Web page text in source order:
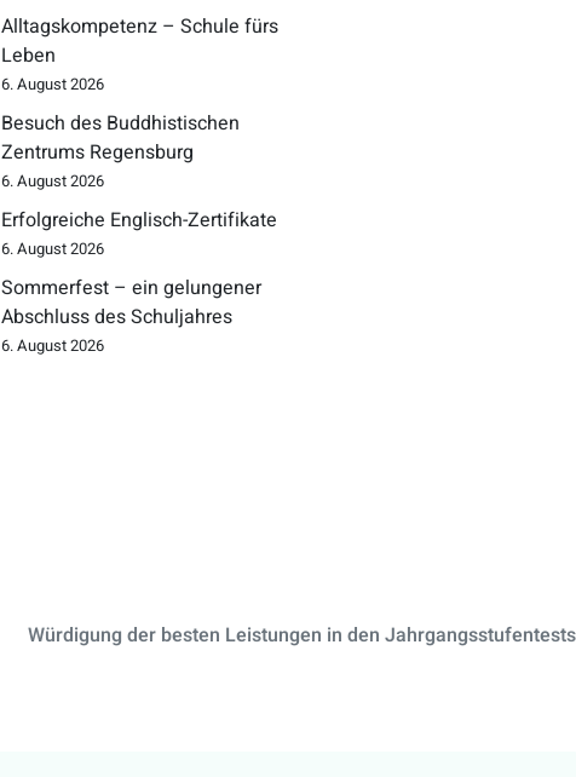
Alltagskompetenz – Schule fürs
Leben
6. August 2026
Besuch des Buddhistischen
Zentrums Regensburg
6. August 2026
Erfolgreiche Englisch-Zertifikate
6. August 2026
Sommerfest – ein gelungener
Abschluss des Schuljahres
6. August 2026
Würdigung der besten Leistungen in den Jahrgangsstufentests